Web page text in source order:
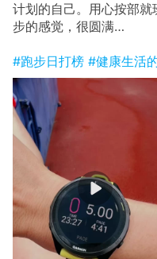
计划的自己。用心按部
步的感觉，很圆满…
#跑步日打榜 #健康生活